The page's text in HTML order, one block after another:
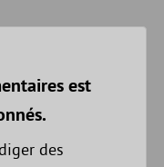
est
des